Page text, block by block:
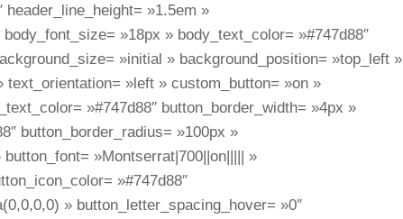
header_line_height= »1.5em »
»18px » body_text_color= »#747d88″
»initial » background_position= »top_left »
text_orientation= »left » custom_button= »on »
»#747d88″ button_border_width= »4px »
button_border_radius= »100px »
»Montserrat|700||on||||| »
»#747d88″
» button_letter_spacing_hover= »0″